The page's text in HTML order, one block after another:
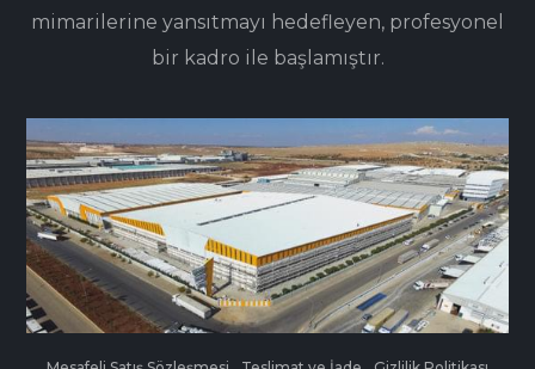
mimarilerine yansıtmayı hedefleyen, profesyonel
bir kadro ile başlamıştır.